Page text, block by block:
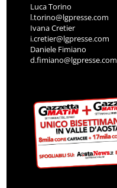
Luca Torino
l.torino@lgpresse.com
Ivana Cretier
i.cretier@lgpresse.com
Daniele Fimiano
d.fimiano@lgpresse.com